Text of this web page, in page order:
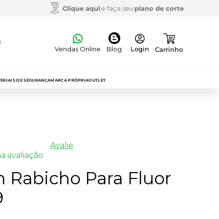
Clique aqui e faça seu plano de corte
Vendas Online Blog
DE SEGURANÇAMARCA PRÓPRIAOUTLET
avaliação.
Avalie
Rabicho Para Fluor